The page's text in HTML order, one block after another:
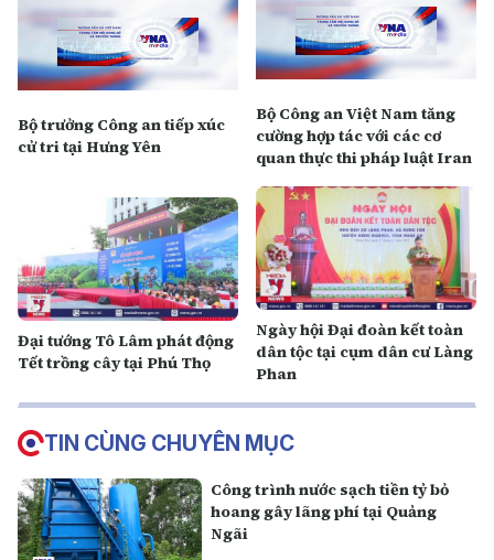
Bộ trưởng Công an tiếp xúc
cử tri tại Hưng Yên
Bộ Công an Việt Nam tăng
cường hợp tác với các cơ
quan thực thi pháp luật Iran
Đại tướng Tô Lâm phát động
Tết trồng cây tại Phú Thọ
Ngày hội Đại đoàn kết toàn
dân tộc tại cụm dân cư Làng
Phan
TIN CÙNG CHUYÊN MỤC
Công trình nước sạch tiền tỷ bỏ
hoang gây lãng phí tại Quảng
Ngãi